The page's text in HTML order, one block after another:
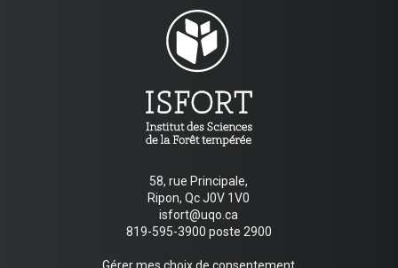
58, rue Principale,
Ripon, Qc J0V 1V0
isfort@uqo.ca
819-595-3900 poste 2900